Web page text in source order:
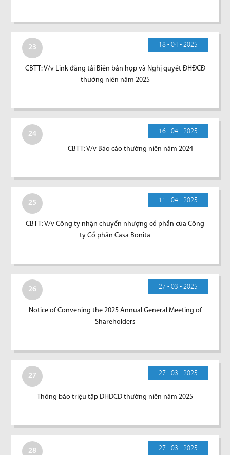
23 18 - 04 - 2025
CBTT: V/v Link đăng tải Biên bản họp và Nghị quyết ĐHĐCĐ
thường niên năm 2025
24 16 - 04 - 2025
CBTT: V/v Báo cáo thường niên năm 2024
25 11 - 04 - 2025
CBTT: V/v Công ty nhận chuyển nhượng cổ phần của Công
ty Cổ phần Casa Bonita
26 27 - 03 - 2025
Notice of Convening the 2025 Annual General Meeting of
Shareholders
27 27 - 03 - 2025
Thông báo triệu tập ĐHĐCĐ thường niên năm 2025
28 27 - 03 - 2025